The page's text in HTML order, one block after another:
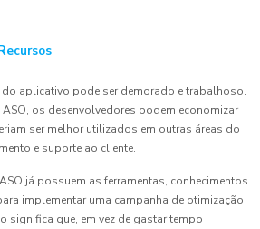
aplicativo pode ser demorado e trabalhoso.
os desenvolvedores podem economizar
ser melhor utilizados em outras áreas do
e suporte ao cliente.
já possuem as ferramentas, conhecimentos
implementar uma campanha de otimização
significa que, em vez de gastar tempo